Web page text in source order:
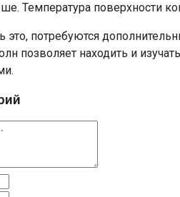
Температура поверхности
это, потребуются
позволяет находить и